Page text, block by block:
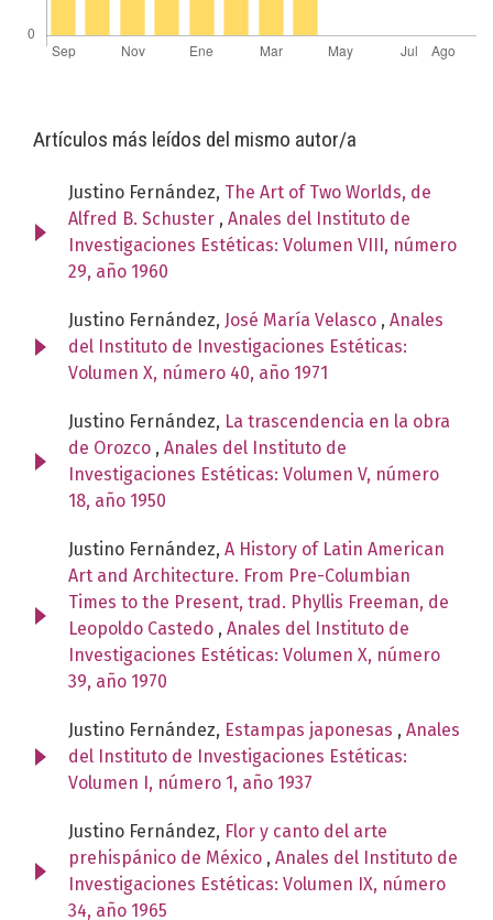
Artículos más leídos del mismo autor/a
Justino Fernández, The Art of Two Worlds, de
Alfred B. Schuster , Anales del Instituto de
Investigaciones Estéticas: Volumen VIII, número
29, año 1960
Justino Fernández, José María Velasco , Anales
del Instituto de Investigaciones Estéticas:
Volumen X, número 40, año 1971
Justino Fernández, La trascendencia en la obra
de Orozco , Anales del Instituto de
Investigaciones Estéticas: Volumen V, número
18, año 1950
Justino Fernández, A History of Latin American
Art and Architecture. From Pre-Columbian
Times to the Present, trad. Phyllis Freeman, de
Leopoldo Castedo , Anales del Instituto de
Investigaciones Estéticas: Volumen X, número
39, año 1970
Justino Fernández, Estampas japonesas , Anales
del Instituto de Investigaciones Estéticas:
Volumen I, número 1, año 1937
Justino Fernández, Flor y canto del arte
prehispánico de México , Anales del Instituto de
Investigaciones Estéticas: Volumen IX, número
34, año 1965